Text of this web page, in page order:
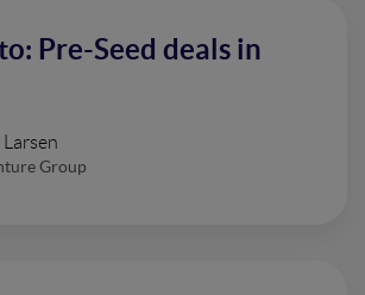
Pre-Seed deals in
Larsen
Group